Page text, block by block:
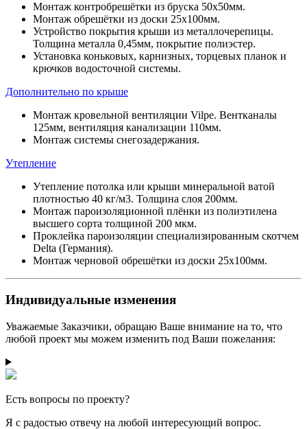
Монтаж контробрешётки из бруска 50х50мм.
Монтаж обрешётки из доски 25х100мм.
Устройство покрытия крыши из металлочерепицы.
Толщина металла 0,45мм, покрытие полиэстер.
Установка коньковых, карнизных, торцевых планок и
крючков водосточной системы.
Дополнительно по крыше
Монтаж кровельной вентиляции Vilpe. Вентканалы
125мм, вентиляция канализации 110мм.
Монтаж системы снегозадержания.
Утепление
Утепление потолка или крыши минеральной ватой
плотностью 40 кг/м3. Толщина слоя 200мм.
Монтаж пароизоляционной плёнки из полиэтилена
высшего сорта толщиной 200 мкм.
Проклейка пароизоляции специализированным скотчем
Delta (Германия).
Монтаж черновой обрешётки из доски 25х100мм.
Индивидуальные изменения
Уважаемые Заказчики, обращаю Ваше внимание на то, что
любой проект мы можем изменить под Ваши пожелания:
Есть вопросы по проекту?
Я с радостью отвечу на любой интересующий вопрос.